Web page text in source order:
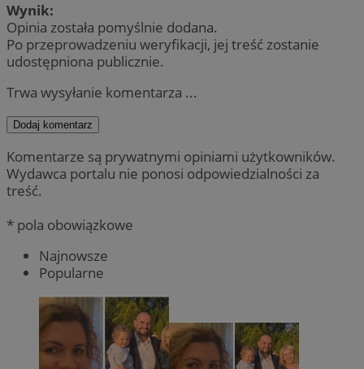
Wynik:
Opinia została pomyślnie dodana.
Po przeprowadzeniu weryfikacji, jej treść zostanie
udostępniona publicznie.
Trwa wysyłanie komentarza ...
Dodaj komentarz
Komentarze są prywatnymi opiniami użytkowników.
Wydawca portalu nie ponosi odpowiedzialności za
treść.
* pola obowiązkowe
Najnowsze
Popularne